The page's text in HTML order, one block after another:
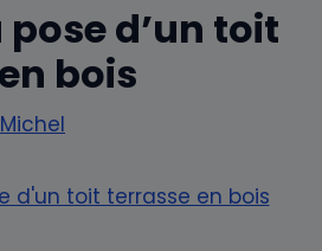
pose d’un toit
bois
Michel